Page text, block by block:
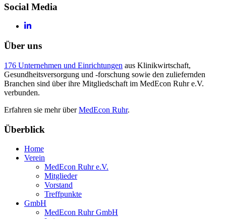
Social Media
Über uns
176 Unternehmen und Einrichtungen aus Klinikwirtschaft,
Gesundheitsversorgung und -forschung sowie den zuliefernden
Branchen sind über ihre Mitgliedschaft im MedEcon Ruhr e.V.
verbunden.
Erfahren sie mehr überMedEcon Ruhr.
Überblick
Home
Verein
MedEcon Ruhr e.V.
Mitglieder
Vorstand
Treffpunkte
GmbH
MedEcon Ruhr GmbH